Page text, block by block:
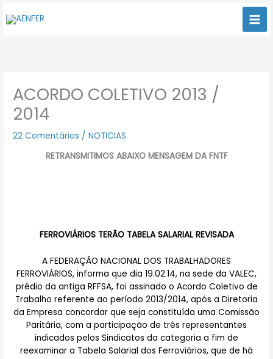
para
ACORDO COLETIVO 2013 /
2014
22 Comentários /NOTICIAS
RETRANSMITIMOS ABAIXO MENSAGEM DA FNTF
FERROVIÁRIOS TERÃO TABELA SALARIAL REVISADA
A FEDERAÇÃO NACIONAL DOS TRABALHADORES
FERROVIÁRIOS, informa que dia 19.02.14, na sede da VALEC,
prédio da antiga RFFSA, foi assinado o Acordo Coletivo de
Trabalho referente ao período 2013/2014, após a Diretoria
da Empresa concordar que seja constituída uma Comissão
Paritária, com a participação de três representantes
indicados pelos Sindicatos da categoria a fim de
reexaminar a Tabela Salarial dos Ferroviários, que de há